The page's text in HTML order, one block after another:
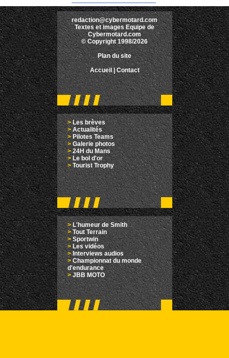
redaction@cybermotard.com
Textes et images Equipe de
Cybermotard.com
© Copyright 1998/2026
Plan du site
Accueil |Contact
>Les brèves
> Actualités
> Pilotes Teams
>Galerie photos
>24H du Mans
>Le bol d'or
> Tourist Trophy
>L'humeur de Smith
> Tout Terrain
> Sportwin
> Les vidéos
> Interviews audios
>Championnat du monde
d'endurance
> JBB MOTO